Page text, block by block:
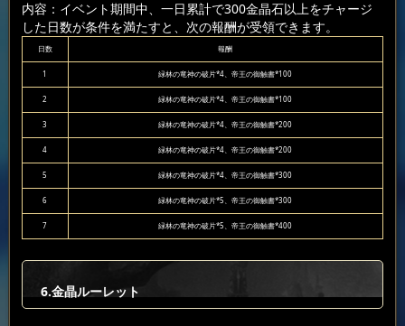
内容：イベント期間中、一日累計で300金晶石以上をチャージ
した日数が条件を満たすと、次の報酬が受領できます。
日数 報酬
1 緑林の竜神の破片*4、帝王の御触書*100
2 緑林の竜神の破片*4、帝王の御触書*100
3 緑林の竜神の破片*4、帝王の御触書*200
4 緑林の竜神の破片*4、帝王の御触書*200
5 緑林の竜神の破片*4、帝王の御触書*300
6 緑林の竜神の破片*5、帝王の御触書*300
7 緑林の竜神の破片*5、帝王の御触書*400
6.金晶ルーレット